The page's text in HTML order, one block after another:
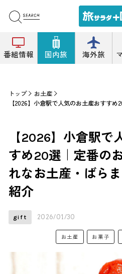
番組情報 国内旅 海外旅
トップ
お土産
【2026】小倉駅で
すめ20選｜定番の
れなお土産・ばら
紹介
gift 2026/01/30
お土産 お菓子